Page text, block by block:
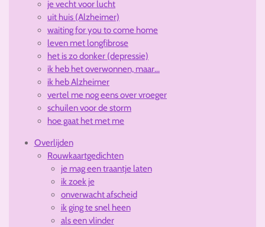
je vecht voor lucht
uit huis (Alzheimer)
waiting for you to come home
leven met longfibrose
het is zo donker (depressie)
ik heb het overwonnen, maar...
ik heb Alzheimer
vertel me nog eens over vroeger
schuilen voor de storm
hoe gaat het met me
Overlijden
Rouwkaartgedichten
je mag een traantje laten
ik zoek je
onverwacht afscheid
ik ging te snel heen
als een vlinder